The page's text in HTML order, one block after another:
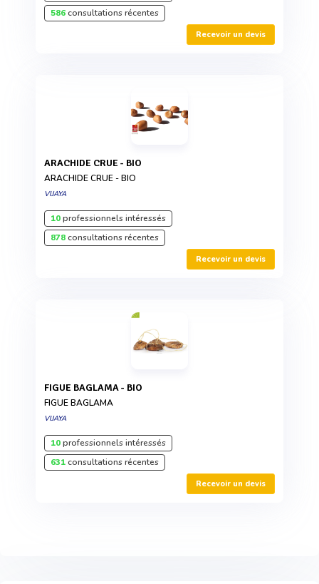
586consultations récentes
Recevoir un devis
ARACHIDE CRUE - BIO
ARACHIDE CRUE - BIO
VIJAYA
10professionnels intéressés
878consultations récentes
Recevoir un devis
FIGUE BAGLAMA - BIO
FIGUE BAGLAMA
VIJAYA
10professionnels intéressés
631consultations récentes
Recevoir un devis